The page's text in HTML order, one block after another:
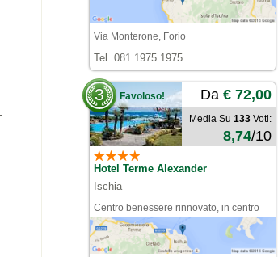
gestori e camerieri molto cordiali
Via Monterone, Forio
Tel. 081.1975.1975
Favoloso!
3 Da € 72,00
Media Su 133 Voti:
8,74/10
Hotel Terme Alexander
Ischia
Centro benessere rinnovato, in centro
fronte mare